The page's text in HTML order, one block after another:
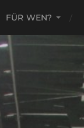
FÜR WEN?